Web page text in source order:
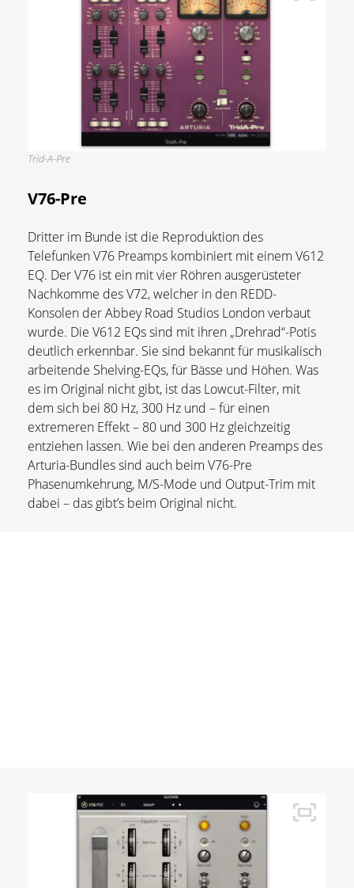
Trid-A-Pre
V76-Pre
Dritter im Bunde ist die Reproduktion des
Telefunken V76 Preamps kombiniert mit einem V612
EQ. Der V76 ist ein mit vier Röhren ausgerüsteter
Nachkomme des V72, welcher in den REDD-
Konsolen der Abbey Road Studios London verbaut
wurde. Die V612 EQs sind mit ihren „Drehrad“-Potis
deutlich erkennbar. Sie sind bekannt für musikalisch
arbeitende Shelving-EQs, für Bässe und Höhen. Was
es im Original nicht gibt, ist das Lowcut-Filter, mit
dem sich bei 80 Hz, 300 Hz und – für einen
extremeren Effekt – 80 und 300 Hz gleichzeitig
entziehen lassen. Wie bei den anderen Preamps des
Arturia-Bundles sind auch beim V76-Pre
Phasenumkehrung, M/S-Mode und Output-Trim mit
dabei – das gibt’s beim Original nicht.